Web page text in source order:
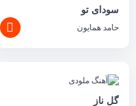
سودای تو
حامد همایون
گل ناز